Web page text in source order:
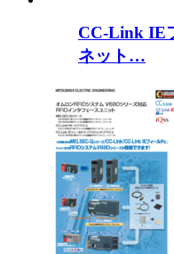
CC-Link IE
ネット…